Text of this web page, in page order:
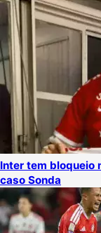
Inter tem bloqueio
caso Sonda